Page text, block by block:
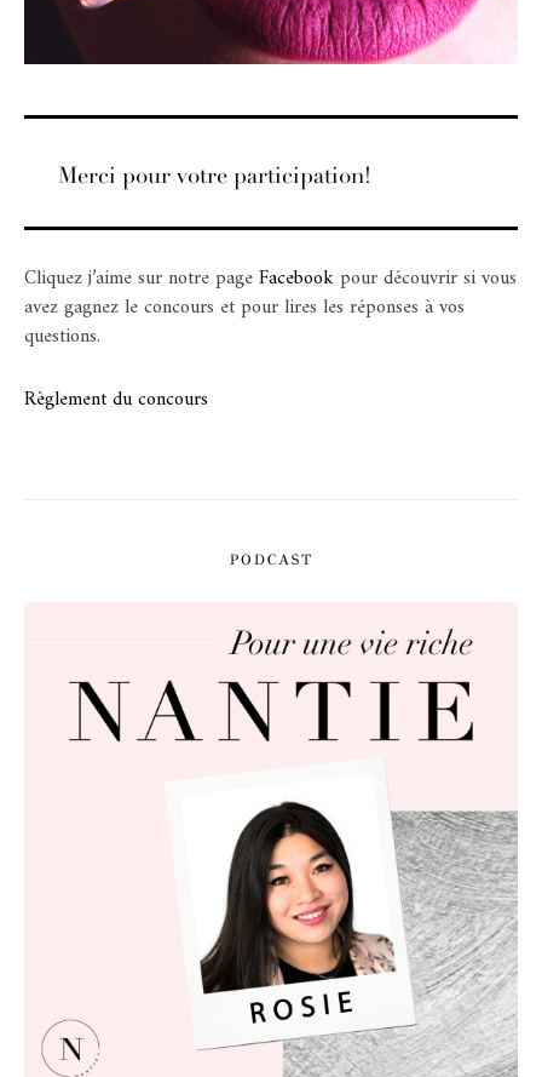
Merci pour votre participation!
Cliquez j’aime sur notre pageFacebookpour découvrir si vous
avez gagnez le concours et pour lires les réponses à vos
questions.
Règlement du concours
PODCAST